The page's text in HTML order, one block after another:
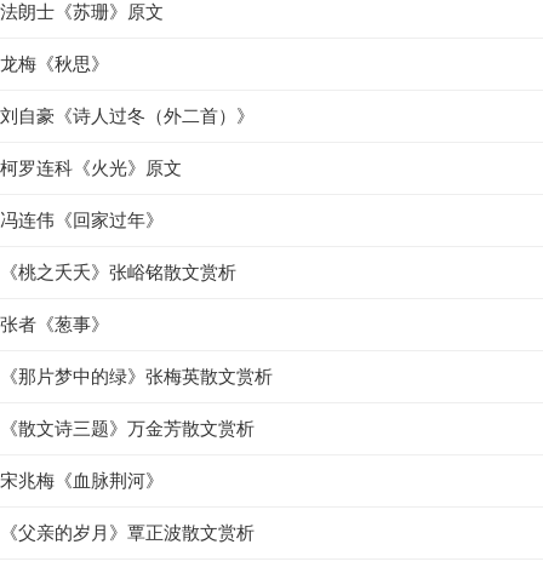
法朗士《苏珊》原文
龙梅《秋思》
刘自豪《诗人过冬（外二首）》
柯罗连科《火光》原文
冯连伟《回家过年》
《桃之夭夭》张峪铭散文赏析
张者《葱事》
《那片梦中的绿》张梅英散文赏析
《散文诗三题》万金芳散文赏析
宋兆梅《血脉荆河》
《父亲的岁月》覃正波散文赏析